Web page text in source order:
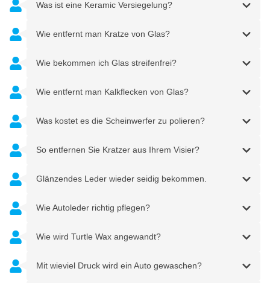
Was ist eine Keramic Versiegelung?
Wie entfernt man Kratze von Glas?
Wie bekommen ich Glas streifenfrei?
Wie entfernt man Kalkflecken von Glas?
Was kostet es die Scheinwerfer zu polieren?
So entfernen Sie Kratzer aus Ihrem Visier?
Glänzendes Leder wieder seidig bekommen.
Wie Autoleder richtig pflegen?
Wie wird Turtle Wax angewandt?
Mit wieviel Druck wird ein Auto gewaschen?